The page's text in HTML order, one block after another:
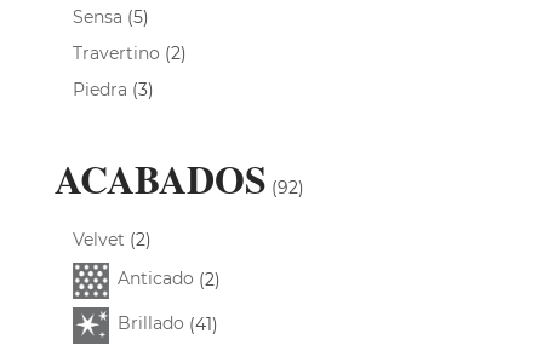
Sensa (5)
Travertino (2)
Piedra (3)
ACABADOS (92)
Velvet (2)
Anticado (2)
Brillado (41)